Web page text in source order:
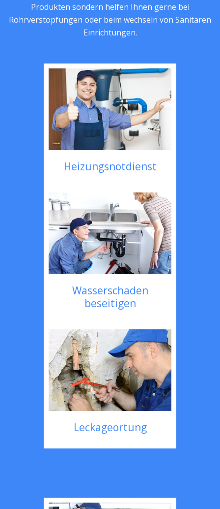
Produkten sondern helfen Ihnen gerne bei
Rohrverstopfungen oder beim wechseln von Sanitären
Einrichtungen.
Heizungsnotdienst
Wasserschaden
beseitigen
Leckageortung